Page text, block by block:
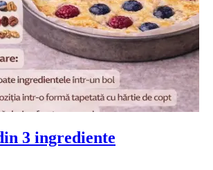
3 ingrediente